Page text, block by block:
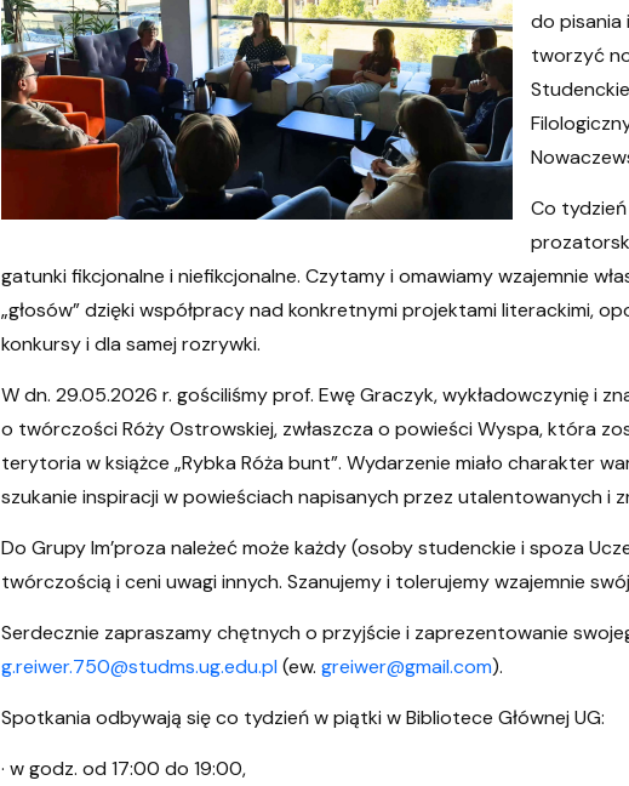
do pisania
tworzyć
Co
gatunki fikcjonalne i niefikcjonalne. Czytamy i omawiamy wzajemnie
„głosów” dzięki współpracy nad konkretnymi projektami literackimi,
konkursy i dla samej rozrywki.
W dn. 29.05.2026 r. gościliśmy prof. Ewę Graczyk, wykładowczynię i
o twórczości Róży Ostrowskiej, zwłaszcza o powieści Wyspa, która
terytoria w książce „Rybka Róża bunt”. Wydarzenie miało charakter
szukanie inspiracji w powieściach napisanych przez utalentowanych i
Do Grupy Im’proza należeć może każdy (osoby studenckie i spoza
twórczością i ceni uwagi innych. Szanujemy i tolerujemy wzajemnie
Serdecznie zapraszamy chętnych o przyjście i zaprezentowanie
g.reiwer.750@studms.ug.edu.pl (ew. greiwer@gmail.com).
Spotkania odbywają się co tydzień w piątki w Bibliotece Głównej UG:
· w godz. od 17:00 do 19:00,